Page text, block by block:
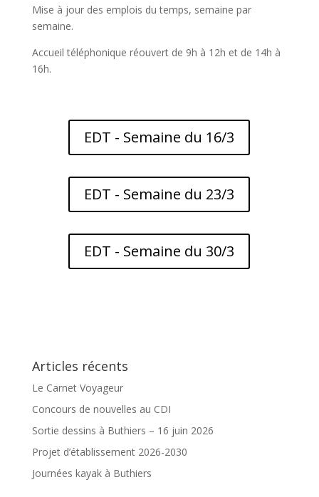
Mise à jour des emplois du temps, semaine par
semaine.
Accueil téléphonique réouvert de 9h à 12h et de 14h à
16h.
EDT - Semaine du 16/3
EDT - Semaine du 23/3
EDT - Semaine du 30/3
Articles récents
Le Carnet Voyageur
Concours de nouvelles au CDI
Sortie dessins à Buthiers – 16 juin 2026
Projet d’établissement 2026-2030
Journées kayak à Buthiers